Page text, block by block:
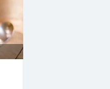
东风
<3级